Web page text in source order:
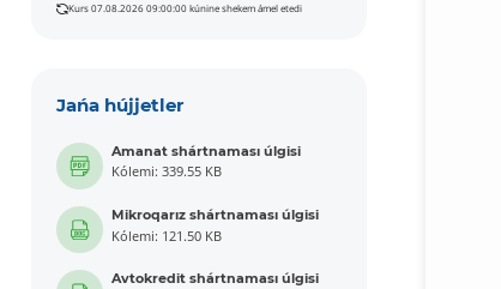
Kurs 07.08.2026 09:00:00 kúnine shekem ámel etedi
Jańa hújjetler
Amanat shártnaması úlgisi
Kólemi: 339.55 KB
Mikroqarız shártnaması úlgisi
Kólemi: 121.50 KB
Avtokredit shártnaması úlgisi